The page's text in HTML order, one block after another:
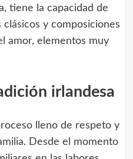
tiene la capacidad de
y composiciones
amor, elementos muy
irlandesa
lleno de respeto y
Desde el momento